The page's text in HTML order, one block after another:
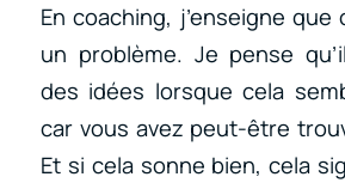
En coaching, j’enseigne que
un problème. Je pense
des idées lorsque cela
car vous avez peut-être
Et si cela sonne bien, cela